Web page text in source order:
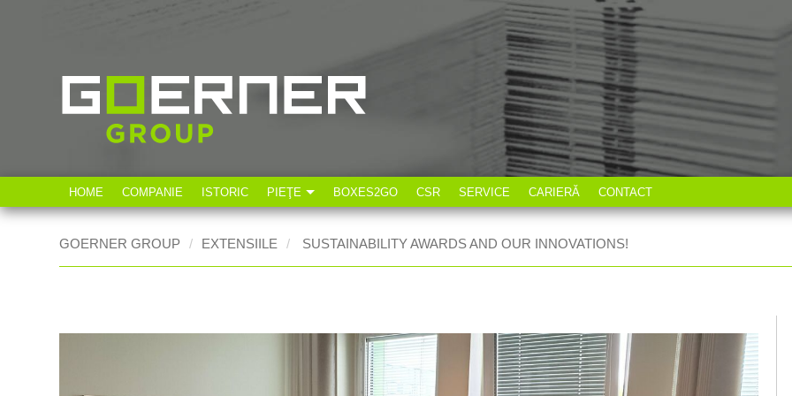
HOME COMPANIE ISTORIC PIEŢE
Industria alimentară
BOXES2GO CSR SERVICE CARIERĂ CONTACT
GOERNER GROUP EXTENSIILE SUSTAINABILITY AWARDS AND OUR INNOVATIONS!